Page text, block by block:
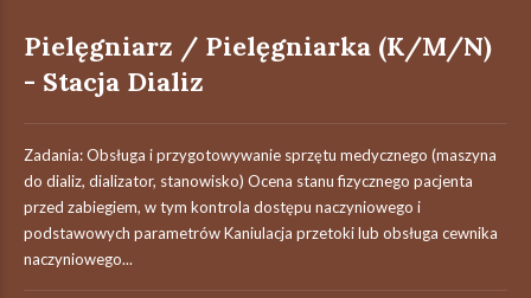
Pielęgniarz / Pielęgniarka (K/M/N)
- Stacja Dializ
Zadania: Obsługa i przygotowywanie sprzętu medycznego (maszyna
do dializ, dializator, stanowisko) Ocena stanu fizycznego pacjenta
przed zabiegiem, w tym kontrola dostępu naczyniowego i
podstawowych parametrów Kaniulacja przetoki lub obsługa cewnika
naczyniowego...